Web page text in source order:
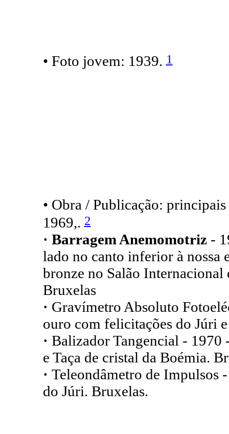
• Foto jovem: 1939.1
• Obra / Publicação:
1969,.2
· Barragem Anemomotriz-
lado no canto inferior à nossa
bronze no Salão Internacional
Bruxelas
· Gravímetro Absoluto
ouro com felicitações do Júri
· Balizador Tangencial - 1970
e Taça de cristal da Boémia.
· Teleondâmetro de Impulsos
do Júri. Bruxelas.